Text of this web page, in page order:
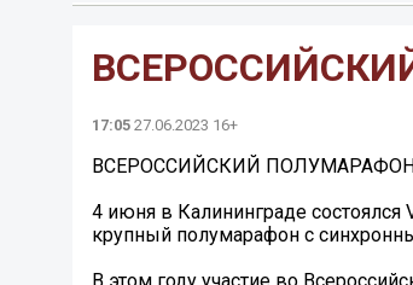
17:05 27.06.2023 16+
ВСЕРОССИЙСКИЙ
4 июня в Калининграде состоялся
крупный полумарафон с